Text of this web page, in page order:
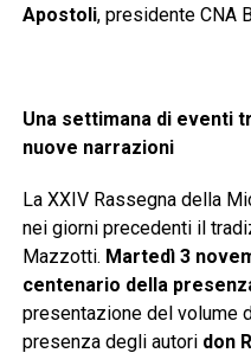
Apostoli, presidente CNA
Una settimana di eventi
nuove narrazioni
La XXIV Rassegna della
nei giorni precedenti il
Mazzotti. Martedì 3
centenario della
presentazione del volume
presenza degli autori don